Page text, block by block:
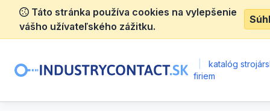
Táto stránka používa cookies na vylepšenie
vášho užívateľského zážitku.
katalóg
firiem